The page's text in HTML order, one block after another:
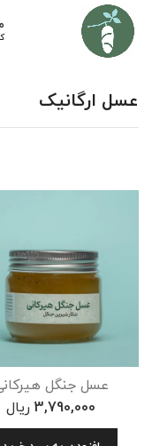
عسل ارگانیک
عسل جنگل
3,790,000 ریال